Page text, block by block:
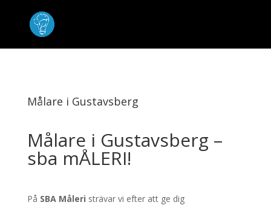
Målare i Gustavsberg
Målare i Gustavsberg –
sba mÅLERI!
På SBA Måleri strävar vi efter att ge dig